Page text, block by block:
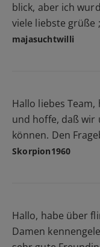
blick, aber ich
viele liebste grüße
majasuchtwilli
Hallo liebes
und hoffe, daß wir
können. Den
Skorpion1960
Hallo, habe über
Damen